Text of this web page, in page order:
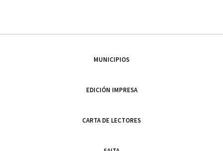
MUNICIPIOS
EDICIÓN IMPRESA
CARTA DE LECTORES